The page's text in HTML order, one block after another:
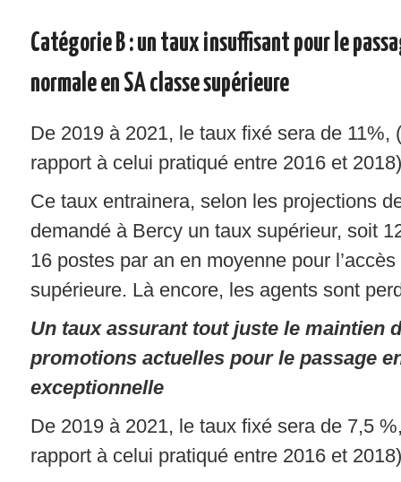
Catégorie B : un taux insuffisant pour le
normale en SA classe supérieure
De 2019 à 2021, le taux fixé sera de 11%,
rapport à celui pratiqué entre 2016 et
Ce taux entrainera, selon les projections
demandé à Bercy un taux supérieur, soit
16 postes par an en moyenne pour
supérieure. Là encore, les agents sont
Un taux assurant tout juste le maintien
promotions actuelles pour le passage
exceptionnelle
De 2019 à 2021, le taux fixé sera de 7,5
rapport à celui pratiqué entre 2016 et